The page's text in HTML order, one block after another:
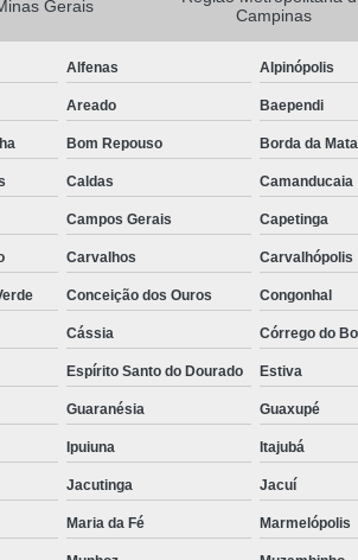
Camisa Social de Manga
Camisa Social Manga Longa
Camisa Social Masculina Manga
Camisa Social Preta Manga
Camisa Masculina
Camisa Social Estampada
Camisa Social
Camisa Social Masculina
Camisa Social Preta Masculina
Camisa Masculina Social
Camisa Social Estampada
Gerais
Campinas
Alfenas Alpinópolis
Areado Baependi
Bom Repouso Borda da Mata
Caldas Camanducaia
Campos Gerais Capetinga
Carvalhos Carvalhópolis
Conceição dos Ouros Congonhal
Cássia Córrego do
Espírito Santo do Dourado Estiva
Guaranésia Guaxupé
Ipuiuna Itajubá
Jacutinga Jacuí
Maria da Fé Marmelópolis